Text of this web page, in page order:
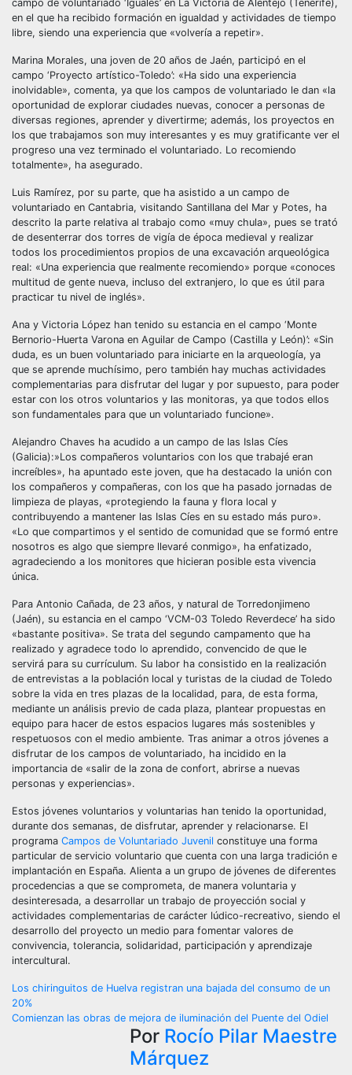
campo de voluntariado ‘Iguales’ en La Victoria de Alentejo (Tenerife),
en el que ha recibido formación en igualdad y actividades de tiempo
libre, siendo una experiencia que «volvería a repetir».
Marina Morales, una joven de 20 años de Jaén, participó en el
campo ‘Proyecto artístico-Toledo’: «Ha sido una experiencia
inolvidable», comenta, ya que los campos de voluntariado le dan «la
oportunidad de explorar ciudades nuevas, conocer a personas de
diversas regiones, aprender y divertirme; además, los proyectos en
los que trabajamos son muy interesantes y es muy gratificante ver el
progreso una vez terminado el voluntariado. Lo recomiendo
totalmente», ha asegurado.
Luis Ramírez, por su parte, que ha asistido a un campo de
voluntariado en Cantabria, visitando Santillana del Mar y Potes, ha
descrito la parte relativa al trabajo como «muy chula», pues se trató
de desenterrar dos torres de vigía de época medieval y realizar
todos los procedimientos propios de una excavación arqueológica
real: «Una experiencia que realmente recomiendo» porque «conoces
multitud de gente nueva, incluso del extranjero, lo que es útil para
practicar tu nivel de inglés».
Ana y Victoria López han tenido su estancia en el campo ‘Monte
Bernorio-Huerta Varona en Aguilar de Campo (Castilla y León)’: «Sin
duda, es un buen voluntariado para iniciarte en la arqueología, ya
que se aprende muchísimo, pero también hay muchas actividades
complementarias para disfrutar del lugar y por supuesto, para poder
estar con los otros voluntarios y las monitoras, ya que todos ellos
son fundamentales para que un voluntariado funcione».
Alejandro Chaves ha acudido a un campo de las Islas Cíes
(Galicia):»Los compañeros voluntarios con los que trabajé eran
increíbles», ha apuntado este joven, que ha destacado la unión con
los compañeros y compañeras, con los que ha pasado jornadas de
limpieza de playas, «protegiendo la fauna y flora local y
contribuyendo a mantener las Islas Cíes en su estado más puro».
«Lo que compartimos y el sentido de comunidad que se formó entre
nosotros es algo que siempre llevaré conmigo», ha enfatizado,
agradeciendo a los monitores que hicieran posible esta vivencia
única.
Para Antonio Cañada, de 23 años, y natural de Torredonjimeno
(Jaén), su estancia en el campo ‘VCM-03 Toledo Reverdece’ ha sido
«bastante positiva». Se trata del segundo campamento que ha
realizado y agradece todo lo aprendido, convencido de que le
servirá para su currículum. Su labor ha consistido en la realización
de entrevistas a la población local y turistas de la ciudad de Toledo
sobre la vida en tres plazas de la localidad, para, de esta forma,
mediante un análisis previo de cada plaza, plantear propuestas en
equipo para hacer de estos espacios lugares más sostenibles y
respetuosos con el medio ambiente. Tras animar a otros jóvenes a
disfrutar de los campos de voluntariado, ha incidido en la
importancia de «salir de la zona de confort, abrirse a nuevas
personas y experiencias».
Estos jóvenes voluntarios y voluntarias han tenido la oportunidad,
durante dos semanas, de disfrutar, aprender y relacionarse. El
programa Campos de Voluntariado Juvenil constituye una forma
particular de servicio voluntario que cuenta con una larga tradición e
implantación en España. Alienta a un grupo de jóvenes de diferentes
procedencias a que se comprometa, de manera voluntaria y
desinteresada, a desarrollar un trabajo de proyección social y
actividades complementarias de carácter lúdico-recreativo, siendo el
desarrollo del proyecto un medio para fomentar valores de
convivencia, tolerancia, solidaridad, participación y aprendizaje
intercultural.
Navegación
de
Los chiringuitos de Huelva registran una bajada del consumo de un
20%
Comienzan las obras de mejora de iluminación del Puente del Odiel
Por Rocío Pilar Maestre
Márquez